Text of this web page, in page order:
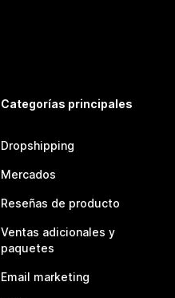
Categorías principales
Dropshipping
Mercados
Reseñas de producto
Ventas adicionales y
paquetes
Email marketing